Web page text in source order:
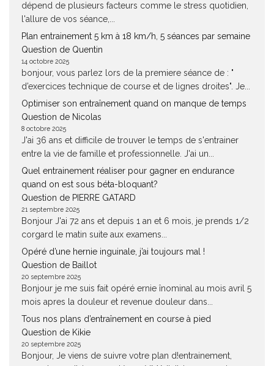
dépend de plusieurs facteurs comme le stress quotidien,
l'allure de vos séance,...
Plan entrainement 5 km à 18 km/h, 5 séances par semaine
Question de Quentin
14 octobre 2025
bonjour, vous parlez lors de la premiere séance de : "
d’exercices technique de course et de lignes droites". Je...
Optimiser son entraînement quand on manque de temps
Question de Nicolas
8 octobre 2025
J'ai 36 ans et difficile de trouver le temps de s'entrainer
entre la vie de famille et professionnelle. J'ai un...
Quel entrainement réaliser pour gagner en endurance
quand on est sous béta-bloquant?
Question de PIERRE GATARD
21 septembre 2025
Bonjour J'ai 72 ans et depuis 1 an et 6 mois, je prends 1/2
corgard le matin suite aux examens...
Opéré d’une hernie inguinale, j’ai toujours mal !
Question de Baillot
20 septembre 2025
Bonjour je me suis fait opéré ernie înominal au mois avril 5
mois apres la douleur et revenue douleur dans...
Tous nos plans d’entraînement en course à pied
Question de Kikie
20 septembre 2025
Bonjour, Je viens de suivre votre plan d!entrainement,